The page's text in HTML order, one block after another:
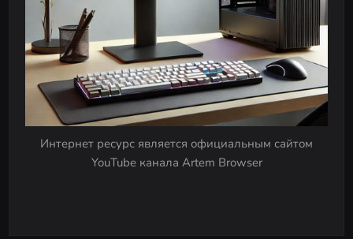
Интернет ресурс является официальным сайтом
YouTube канала Artem Browser